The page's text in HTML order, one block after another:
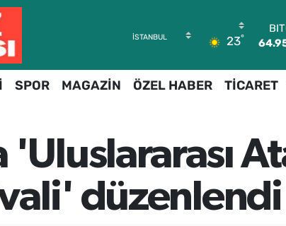
23°
SPOR MAGAZİN ÖZEL HABER TİCARET
düzenlendi